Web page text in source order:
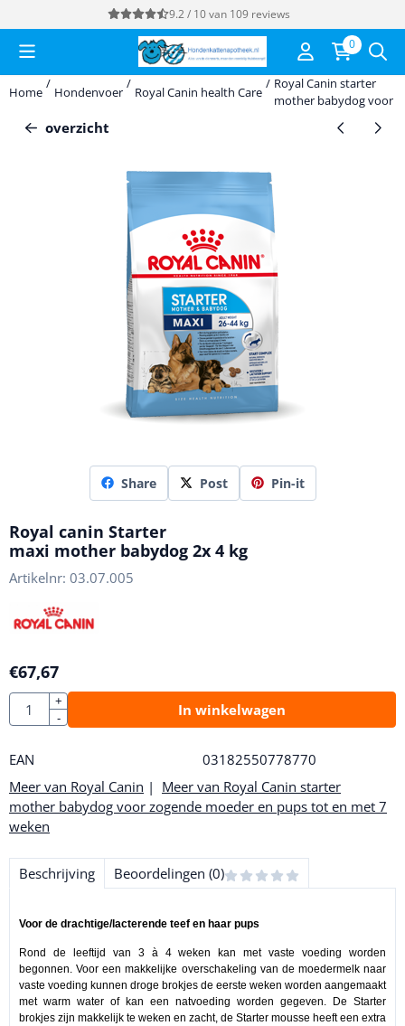
Cookievoorkeuren zijn momenteel gesloten.
9.2 / 10van 109 reviews
0
Home
/
Hondenvoer
/
Royal Canin health Care
/ Royal Canin starter
mother babydog voor
overzicht
Share Post Pin-it
Royal canin Starter
maxi mother babydog 2x 4 kg
Artikelnr: 03.07.005
€67,67
Aantal
+
-
In winkelwagen
EAN
03182550778770
Meer van Royal Canin | Meer van Royal Canin starter
mother babydog voor zogende moeder en pups tot en met 7
weken
Beschrijving Beoordelingen (0)
Voor de drachtige/lacterende teef en haar pups
Rond de leeftijd van 3 à 4 weken kan met vaste voeding worden
begonnen. Voor een makkelijke overschakeling van de moedermelk naar
vaste voeding kunnen droge brokjes de eerste weken worden aangemaakt
met warm water of kan een natvoeding worden gegeven. De Starter
brokjes zijn makkelijk te weken en zacht, de Starter mousse heeft een extra